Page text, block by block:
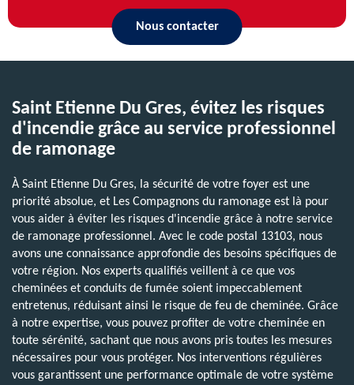
Nous contacter
Saint Etienne Du Gres, évitez les risques
d'incendie grâce au service professionnel
de ramonage
À Saint Etienne Du Gres, la sécurité de votre foyer est une
priorité absolue, et Les Compagnons du ramonage est là pour
vous aider à éviter les risques d'incendie grâce à notre service
de ramonage professionnel. Avec le code postal 13103, nous
avons une connaissance approfondie des besoins spécifiques de
votre région. Nos experts qualifiés veillent à ce que vos
cheminées et conduits de fumée soient impeccablement
entretenus, réduisant ainsi le risque de feu de cheminée. Grâce
à notre expertise, vous pouvez profiter de votre cheminée en
toute sérénité, sachant que nous avons pris toutes les mesures
nécessaires pour vous protéger. Nos interventions régulières
vous garantissent une performance optimale de votre système